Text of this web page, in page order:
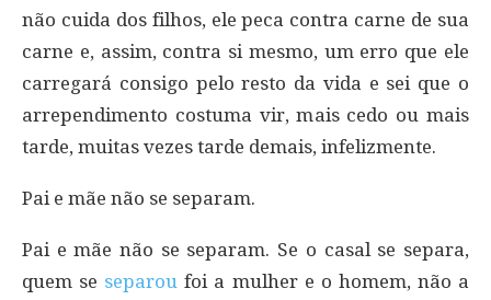
não cuida dos filhos, ele peca contra carne de sua
carne e, assim, contra si mesmo, um erro que ele
carregará consigo pelo resto da vida e sei que o
arrependimento costuma vir, mais cedo ou mais
tarde, muitas vezes tarde demais, infelizmente.
Pai e mãe não se separam.
Pai e mãe não se separam. Se o casal se separa,
quem se separou foi a mulher e o homem, não a